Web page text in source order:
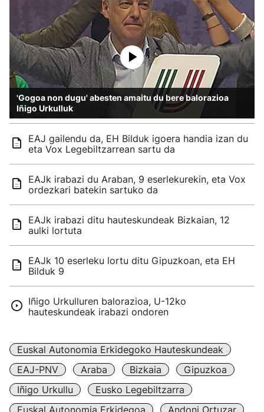
'Gogoa non dugu' abesten amaitu du bere balorazioa
Iñigo Urkulluk
EAJ gailendu da, EH Bilduk igoera handia izan du
eta Vox Legebiltzarrean sartu da
EAJk irabazi du Araban, 9 eserlekurekin, eta Vox
ordezkari batekin sartuko da
EAJk irabazi ditu hauteskundeak Bizkaian, 12
aulki lortuta
EAJk 10 eserleku lortu ditu Gipuzkoan, eta EH
Bilduk 9
Iñigo Urkulluren balorazioa, U-12ko
hauteskundeak irabazi ondoren
Euskal Autonomia Erkidegoko Hauteskundeak
EAJ-PNV
Araba Bizkaia
Gipuzkoa
Iñigo Urkullu
Eusko Legebiltzarra
Euskal Autonomia Erkidegoa
Andoni Ortuzar